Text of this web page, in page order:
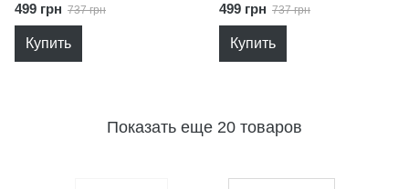
499 грн 737 грн
Купить
499 грн 737 грн
Купить
Показать еще 20 товаров